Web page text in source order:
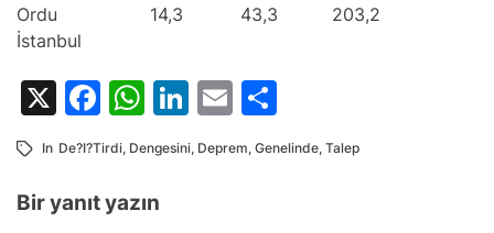
Ordu
14,3 43,3
203,2
İstanbul
X Facebook
WhatsApp
LinkedIn
Email
In De?i?tirdi, Dengesini, Deprem, Genelinde, Talep
Bir yanıt yazın